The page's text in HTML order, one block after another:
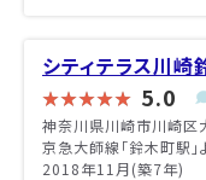
シティテラス川崎
5.0
神奈川県川崎市川崎
京急大師線「鈴木町駅
2018年11月(築7年)